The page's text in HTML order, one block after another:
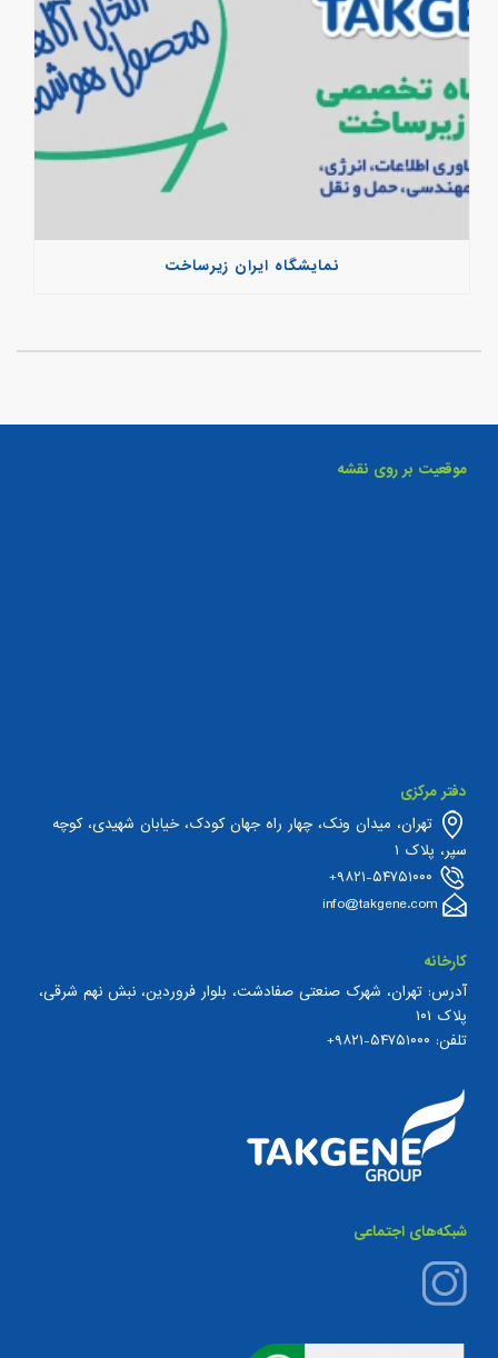
نمایشگاه ایران زیرساخت
موقعیت بر روی نقشه
دفتر مرکزی
تهران، میدان ونک، چهار راه جهان کودک، خیابان شهیدی، کوچه
سپر، پلاک ۱
۹۸۲۱-۵۴۷۵۱۰۰۰+
info@takgene.com
کارخانه
آدرس: تهران، شهرک صنعتی صفادشت، بلوار فروردین، نبش نهم شرقی،
پلاک ۱۰۱
تلفن: ۵۴۷۵۱۰۰۰-۹۸۲۱+
شبکه‌های اجتماعی